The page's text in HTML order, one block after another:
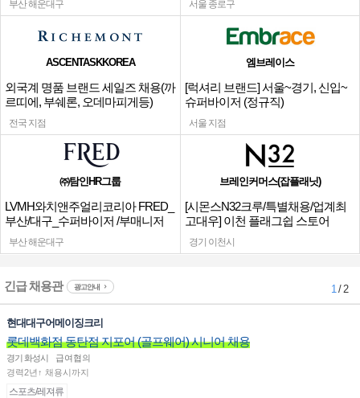
부산 해운대구 서울 종로구
ASCENTASKKOREA
외국계 명품 브랜드 세일즈 채용(까
르띠에, 부쉐론, 오데마피게등)
전국 지점
엠브레이스
[럭셔리 브랜드] 서울~경기, 신입~
슈퍼바이저 (정규직)
서울 지점
㈜탐인HR그룹
LVMH와치앤주얼리코리아 FRED_
부산/대구_수퍼바이저 /부매니저
채용
부산 해운대구
브레인커머스(잡플래닛)
[시몬스N32크루/특별채용/업계최
고대우] 이천 플래그쉽 스토어
경기 이천시
긴급 채용관 광고안내 1/ 2
현대대구어메이징크리
롯데백화점 동탄점 지포어 (골프웨어) 시니어 채용
경기 화성시
급여협의
경력2년↑ 채용시까지
스포츠/레져류